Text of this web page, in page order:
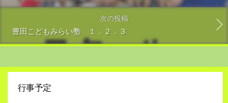
次の投稿
豊田こどもみらい塾 １．２．３
行事予定